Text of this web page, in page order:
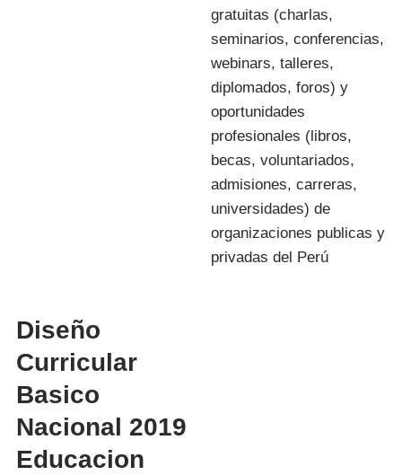
gratuitas (charlas,
seminarios, conferencias,
webinars, talleres,
diplomados, foros) y
oportunidades
profesionales (libros,
becas, voluntariados,
admisiones, carreras,
universidades) de
organizaciones publicas y
privadas del Perú
Diseño
Curricular
Basico
Nacional 2019
Educacion